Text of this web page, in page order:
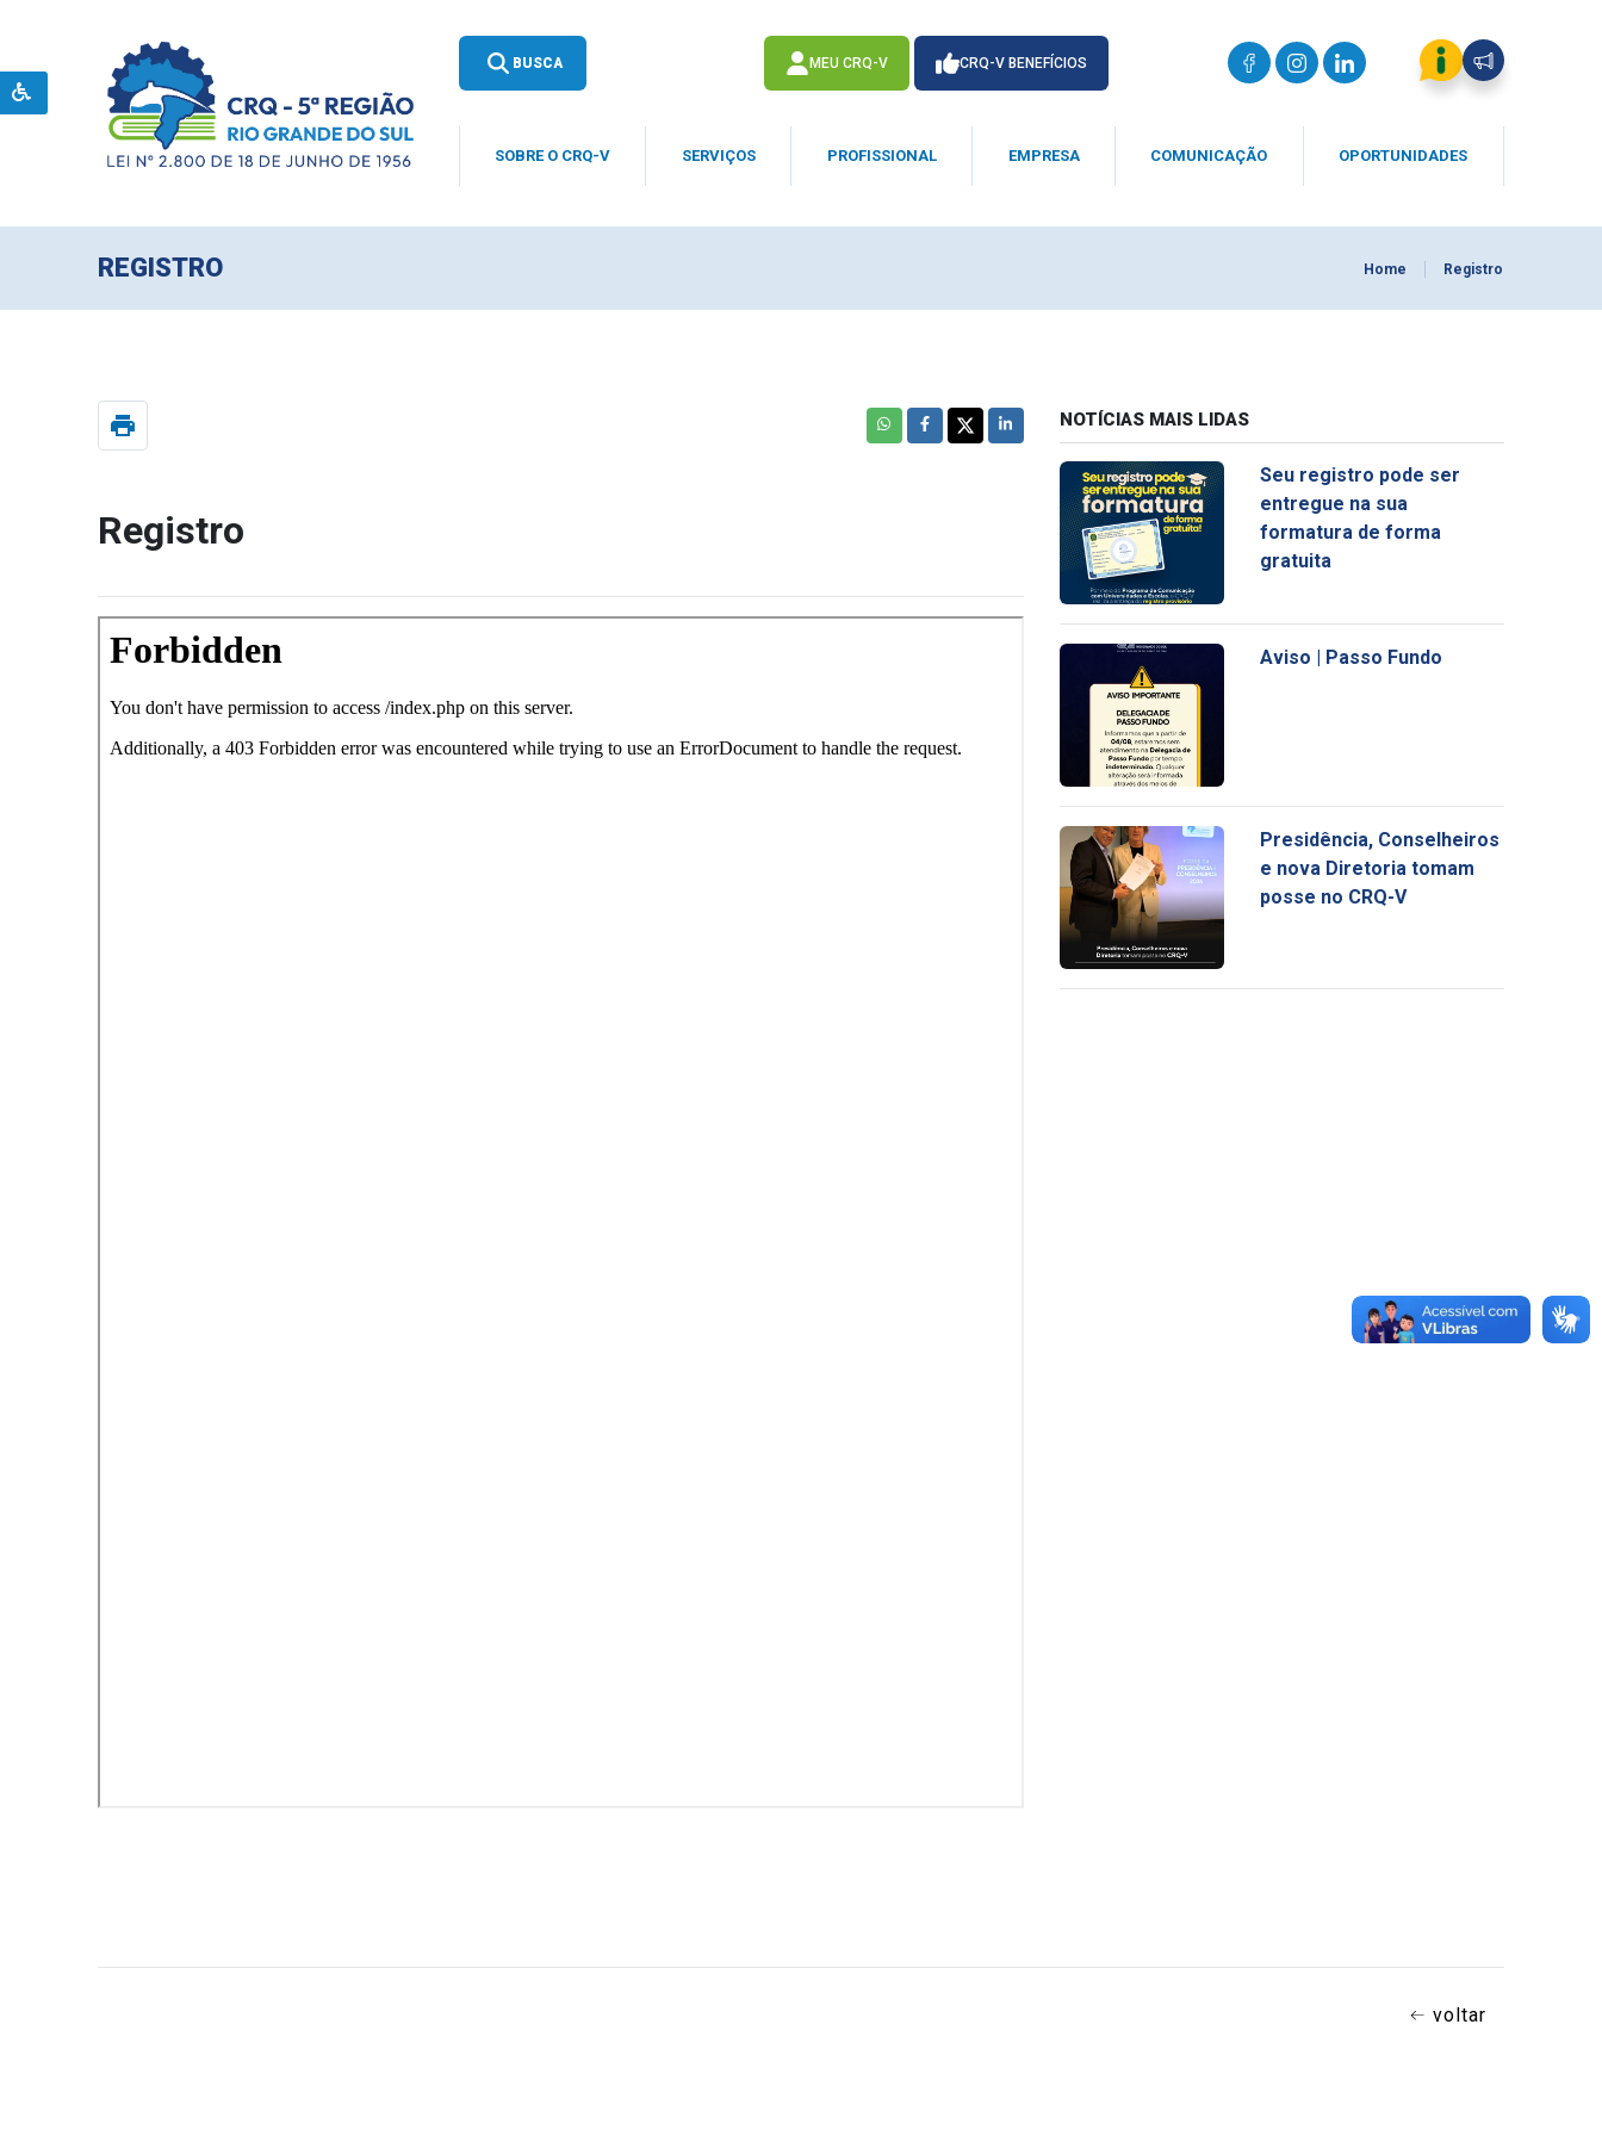
BUSCA MEU CRQ-V CRQ-V BENEFÍCIOS
SOBRE O CRQ-V SERVIÇOS PROFISSIONAL EMPRESA COMUNICAÇÃO OPORTUNIDADES
REGISTRO Home Registro
print
Registro
NOTÍCIAS MAIS LIDAS
Seu registro pode ser
entregue na sua
formatura de forma
gratuita
Aviso | Passo Fundo
Presidência, Conselheiros
e nova Diretoria tomam
posse no CRQ-V
voltar